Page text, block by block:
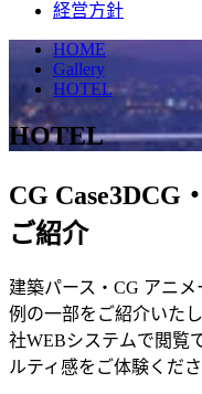
経営方針
HOME
Gallery
HOTEL
HOTEL
CG Case3DCG
ご紹介
建築パース・CG アニ
例の一部をご紹介いた
社WEBシステムで閲覧
ルティ感をご体験くださ